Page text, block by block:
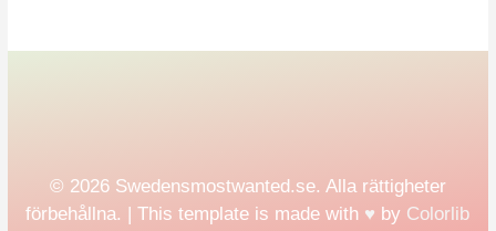
© 2026 Swedensmostwanted.se. Alla rättigheter
förbehållna. | This template is made with ♥ by Colorlib